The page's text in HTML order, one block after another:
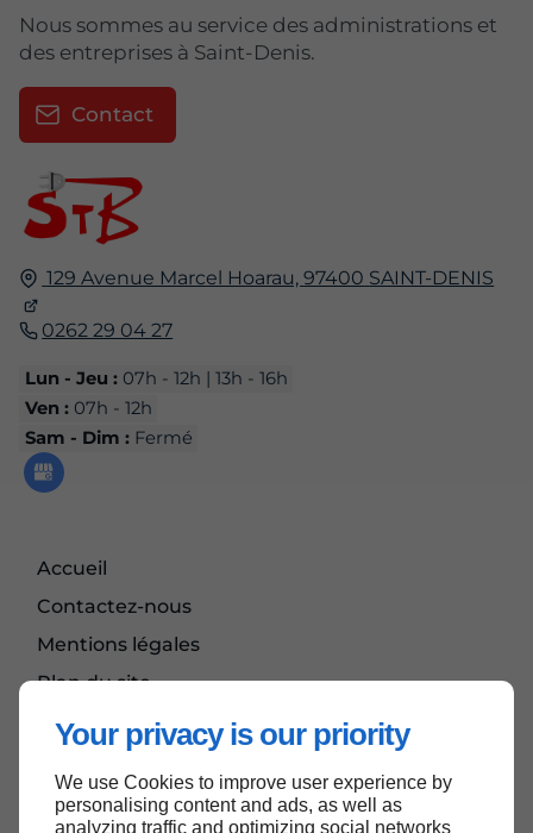
Your privacy is our priority
We use Cookies to improve user experience by
personalising content and ads, as well as
analyzing traffic and optimizing social networks
129 Avenue Marcel Hoarau,97400 SAINT-DENIS
0262 29 04 27
Lun - Jeu : 07h - 12h | 13h - 16h
Ven : 07h - 12h
Sam - Dim : Fermé
Accueil
Contactez-nous
Mentions légales
Plan du site
Nous sommes au service des administrations et
des entreprises à Saint-Denis.
Contact
Haut de page